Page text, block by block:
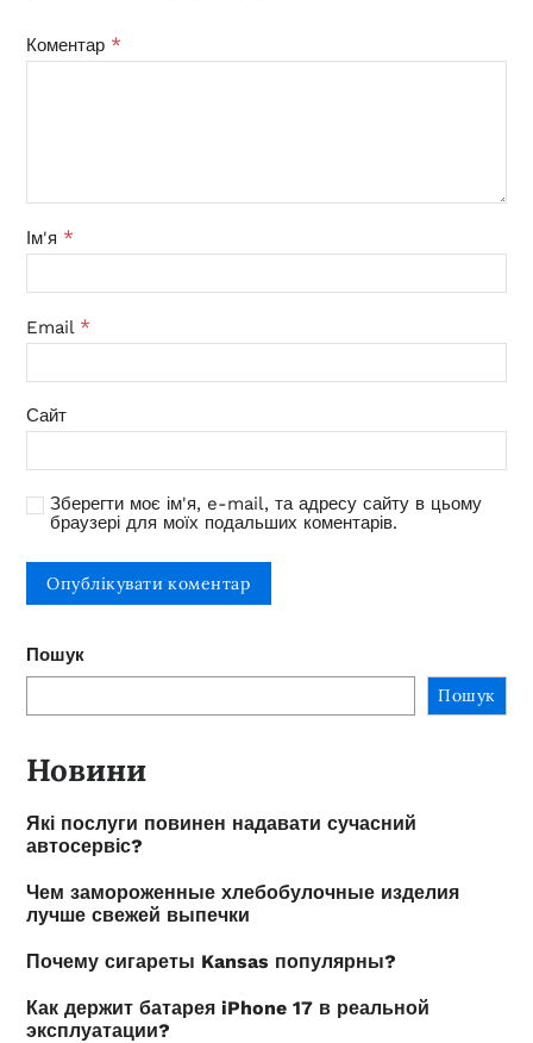
Коментар *
Ім'я *
Email *
Сайт
Зберегти моє ім'я, e-mail, та адресу сайту в цьому
браузері для моїх подальших коментарів.
Пошук
Пошук
Новини
Які послуги повинен надавати сучасний
автосервіс?
Чем замороженные хлебобулочные изделия
лучше свежей выпечки
Почему сигареты Kansas популярны?
Как держит батарея iPhone 17 в реальной
эксплуатации?